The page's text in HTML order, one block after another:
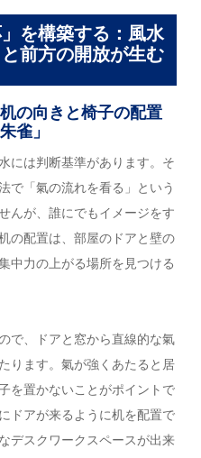
を構築する：風水
前方の開放が生む
の向きと椅子の配置
雀」
には判断基準があります。そ
で「氣の流れを看る」という
んが、誰にでもイメージをす
の配置は、部屋のドアと壁の
中力の上がる場所を見つける
で、ドアと窓から直線的な氣
ります。氣が強くあたると居
を置かないことがポイントで
ドアが来るように机を配置で
デスクワークスペースが出来